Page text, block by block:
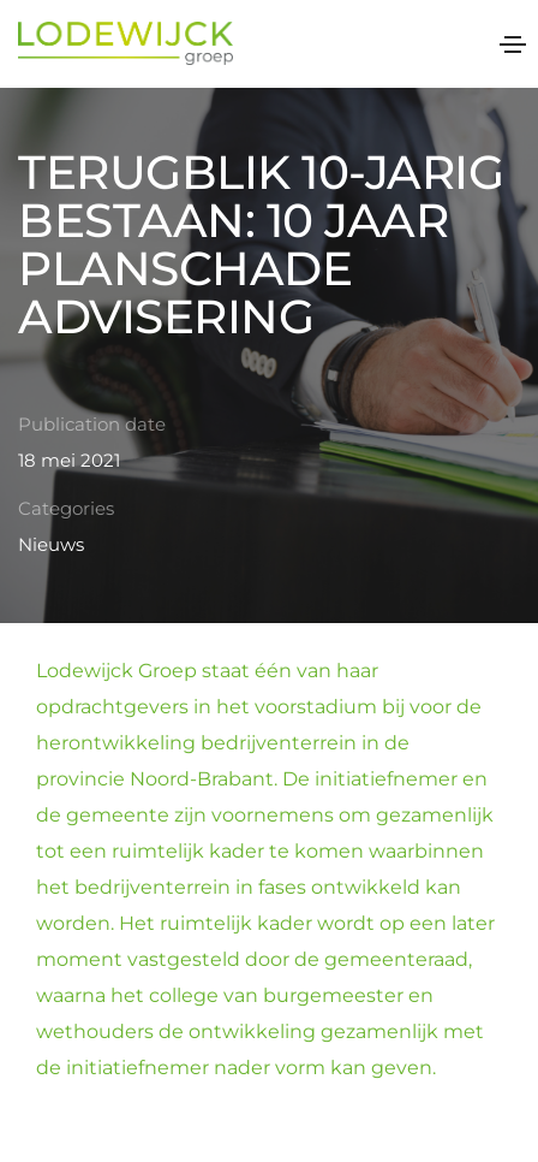
TERUGBLIK 10-JARIG
BESTAAN: 10 JAAR
PLANSCHADE
ADVISERING
Publication date
18 mei 2021
Categories
Nieuws
Lodewijck Groep staat één van haar
opdrachtgevers in het voorstadium bij voor de
herontwikkeling bedrijventerrein in de
provincie Noord-Brabant. De initiatiefnemer en
de gemeente zijn voornemens om gezamenlijk
tot een ruimtelijk kader te komen waarbinnen
het bedrijventerrein in fases ontwikkeld kan
worden. Het ruimtelijk kader wordt op een later
moment vastgesteld door de gemeenteraad,
waarna het college van burgemeester en
wethouders de ontwikkeling gezamenlijk met
de initiatiefnemer nader vorm kan geven.